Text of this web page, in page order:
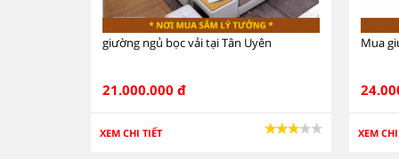
giường ngủ bọc vải tại Tân Uyên
21.000.000 đ
XEM CHI TIẾT
Mua
XEM